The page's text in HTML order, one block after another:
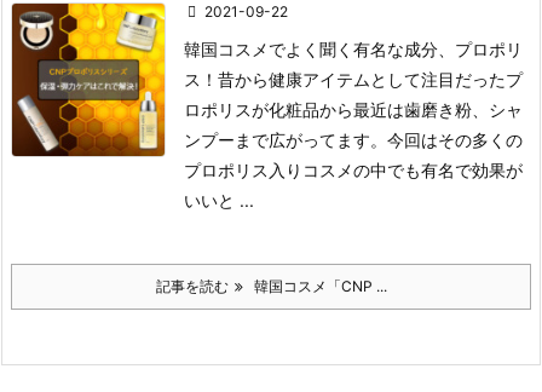
2021-09-22
韓国コスメでよく聞く有名な成分、プロポリ
ス！ 昔から健康アイテムとして注目だったプ
ロポリスが化粧品から最近は歯磨き粉、シャ
ンプーまで広がってます。 今回はその多くの
プロポリス入りコスメの中でも有名で効果が
いいと ...
記事を読む 韓国コスメ「CNP ...